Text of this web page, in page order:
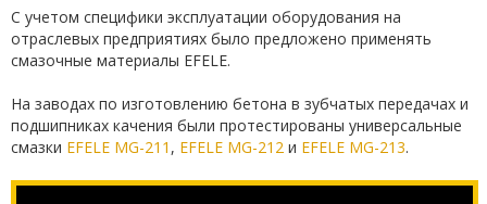
С учетом специфики эксплуатации оборудования на
отраслевых предприятиях было предложено применять
смазочные материалы EFELE.
На заводах по изготовлению бетона в зубчатых передачах и
подшипниках качения были протестированы универсальные
смазки EFELE MG-211 , EFELE MG-212 и EFELE MG-213.